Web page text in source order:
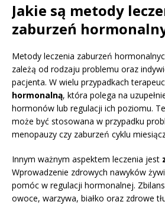
Jakie są metody
zaburzeń
Metody leczenia zaburzeń
zależą od rodzaju problemu oraz
pacjenta. W wielu przypadkach
hormonalną, która polega na
hormonów lub regulacji ich poziomu.
może być stosowana w przypadku
menopauzy czy zaburzeń cyklu
Innym ważnym aspektem leczenia jest
Wprowadzenie zdrowych nawyków
pomóc w regulacji hormonalnej.
owoce, warzywa, białko oraz zdrowe